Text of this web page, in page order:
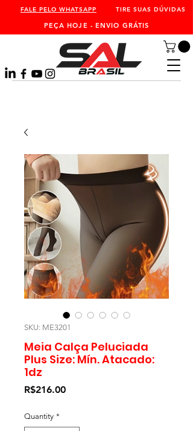
FALE PELO WHATSAPP TIRE SUAS DÚVIDAS
PEÇA HOJE - ENVIO GRÁTIS
SKU: ME3201
Meia Calça Peluciada
Plus Size: Mín. Atacado:
1dz
R$216.00Price
Quantity *